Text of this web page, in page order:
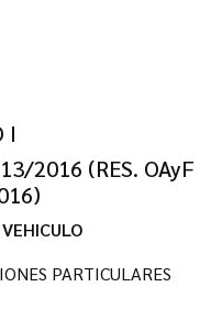
I
2016 (RES. OAyF
PARTICULARES